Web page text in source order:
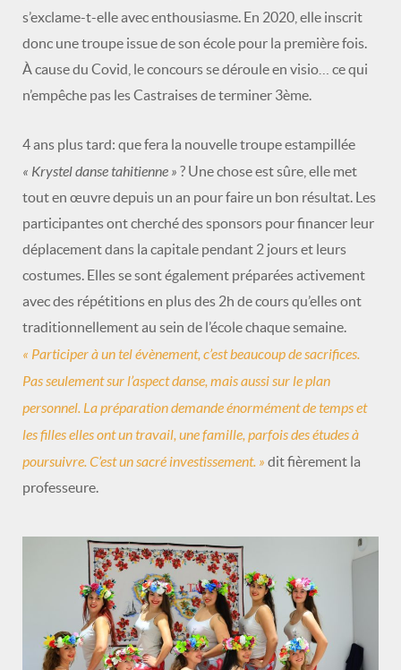
s’exclame-t-elle avec enthousiasme. En 2020, elle inscrit
donc une troupe issue de son école pour la première fois.
À cause du Covid, le concours se déroule en visio… ce qui
n’empêche pas les Castraises de terminer 3ème.
4 ans plus tard: que fera la nouvelle troupe estampillée
« Krystel danse tahitienne » ? Une chose est sûre, elle met
tout en œuvre depuis un an pour faire un bon résultat. Les
participantes ont cherché des sponsors pour financer leur
déplacement dans la capitale pendant 2 jours et leurs
costumes. Elles se sont également préparées activement
avec des répétitions en plus des 2h de cours qu’elles ont
traditionnellement au sein de l’école chaque semaine.
« Participer à un tel évènement, c’est beaucoup de sacrifices.
Pas seulement sur l’aspect danse, mais aussi sur le plan
personnel. La préparation demande énormément de temps et
les filles elles ont un travail, une famille, parfois des études à
poursuivre. C’est un sacré investissement. » dit fièrement la
professeure.